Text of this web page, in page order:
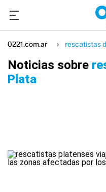
0221.com.ar rescatistas
Noticias sobre
Plata